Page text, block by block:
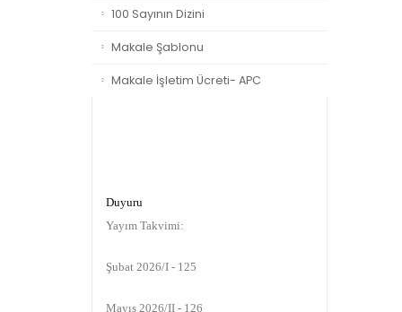
100 Sayının Dizini
Makale Şablonu
Makale İşletim Ücreti- APC
Yayım Takvimi: